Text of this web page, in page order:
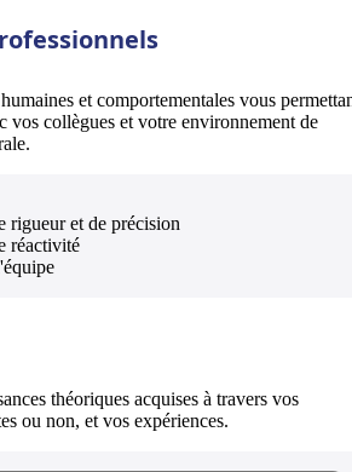
et comportementales vous
vos collègues et votre environnement de
rigueur et de précision
réactivité
théoriques acquises à travers vos
ou non, et vos expériences.